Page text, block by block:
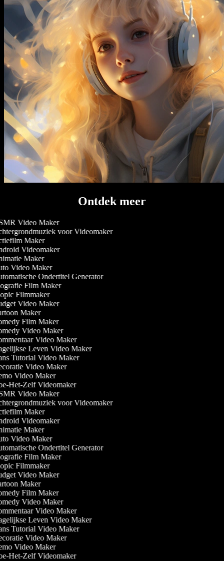
Ontdek meer
Video Maker
voor Videomaker
Maker
Videomaker
Maker
Video Maker
Ondertitel Generator
Film Maker
Filmmaker
Video Maker
Maker
Film Maker
Video Maker
Video Maker
Leven Video Maker
Tutorial Video Maker
Video Maker
Video Maker
Het-Zelf Videomaker
Video Maker
voor Videomaker
Maker
Videomaker
Maker
Video Maker
Ondertitel Generator
Film Maker
Filmmaker
Video Maker
Maker
Film Maker
Video Maker
Video Maker
Leven Video Maker
Tutorial Video Maker
Video Maker
Video Maker
Het-Zelf Videomaker